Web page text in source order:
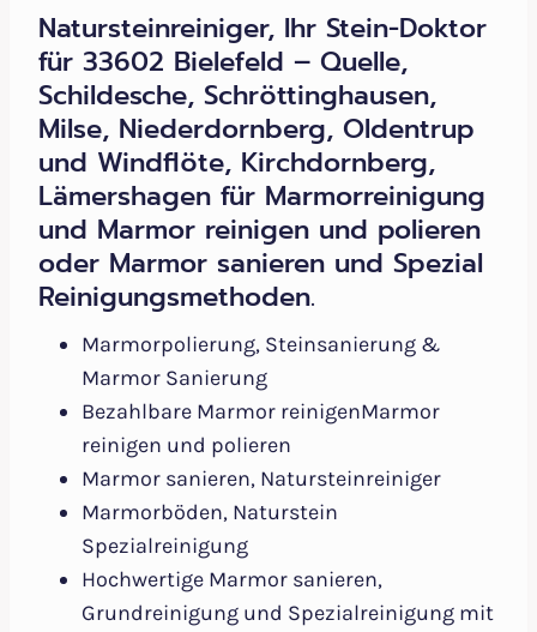
Natursteinreiniger, Ihr Stein-Doktor
für 33602 Bielefeld – Quelle,
Schildesche, Schröttinghausen,
Milse, Niederdornberg, Oldentrup
und Windflöte, Kirchdornberg,
Lämershagen für Marmorreinigung
und Marmor reinigen und polieren
oder Marmor sanieren und Spezial
Reinigungsmethoden.
Marmorpolierung, Steinsanierung &
Marmor Sanierung
Bezahlbare Marmor reinigenMarmor
reinigen und polieren
Marmor sanieren, Natursteinreiniger
Marmorböden, Naturstein
Spezialreinigung
Hochwertige Marmor sanieren,
Grundreinigung und Spezialreinigung mit